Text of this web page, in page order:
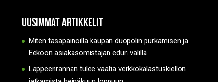
Uusimmat artikkelit
Miten tasapainoilla kaupan duopolin purkamisen ja
Eekoon asiakasomistajan edun välillä
Lappeenrannan tulee vaatia verkkokalastuskiellon